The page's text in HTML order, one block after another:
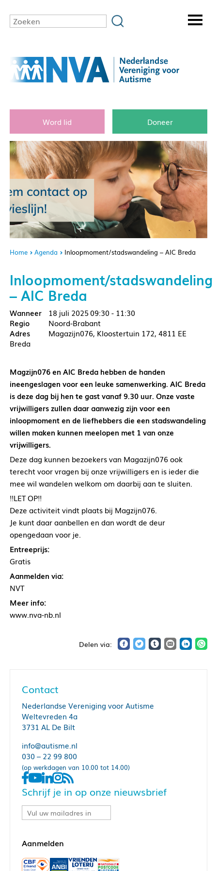
Word lid Doneer
Home Agenda Inloopmoment/stadswandeling – AIC Breda
Inloopmoment/stadswandeling
– AIC Breda
18 juli 2025 09:30 - 11:30
Noord-Brabant
Magazijn076, Kloostertuin 172, 4811 EE
Breda
Magzijn076 en AIC Breda hebben de handen
ineengeslagen voor een leuke samenwerking. AIC Breda
is deze dag bij hen te gast vanaf 9.30 uur. Onze vaste
vrijwilligers zullen daar aanwezig zijn voor een
inloopmoment en de liefhebbers die een stadswandeling
willen maken kunnen meelopen met 1 van onze
vrijwilligers.
Deze dag kunnen bezoekers van Magazijn076 ook
terecht voor vragen bij onze vrijwilligers en is ieder die
mee wil wandelen welkom om daarbij aan te sluiten.
!!LET OP!!
Deze activiteit vindt plaats bij Magzijn076.
Je kunt daar aanbellen en dan wordt de deur
opengedaan voor je.
Entreeprijs:
Gratis
Aanmelden via:
NVT
Meer info:
www.nva-nb.nl
Contact
Nederlandse Vereniging voor Autisme
Weltevreden 4a
3731 AL De Bilt
info@autisme.nl
030 – 22 99 800
(op werkdagen van 10.00 tot 14.00)
Schrijf je in op onze nieuwsbrief